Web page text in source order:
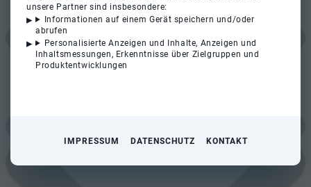
unsere Partner sind insbesondere:
Informationen auf einem Gerät speichern und/oder
abrufen
Personalisierte Anzeigen und Inhalte, Anzeigen und
Inhaltsmessungen, Erkenntnisse über Zielgruppen und
Produktentwicklungen
IMPRESSUM DATENSCHUTZ KONTAKT